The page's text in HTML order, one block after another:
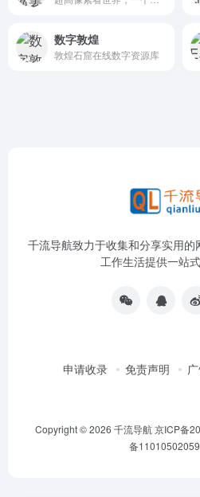
数字敦煌
敦煌石窟在线数字资源库
千流导航致力于收集和分享实用
工作生活提供一站式
申请收录 免责声明
Copyright © 2026 千流导航京ICP备
备